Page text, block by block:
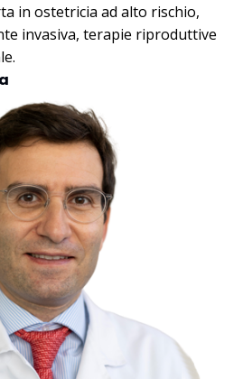
in ostetricia ad alto rischio,
invasiva, terapie riproduttive